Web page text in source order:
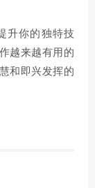
升你的独特技
越来越有用的
和即兴发挥的